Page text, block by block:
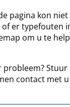
pagina kon
er typefouten
om u te
probleem?
contact met